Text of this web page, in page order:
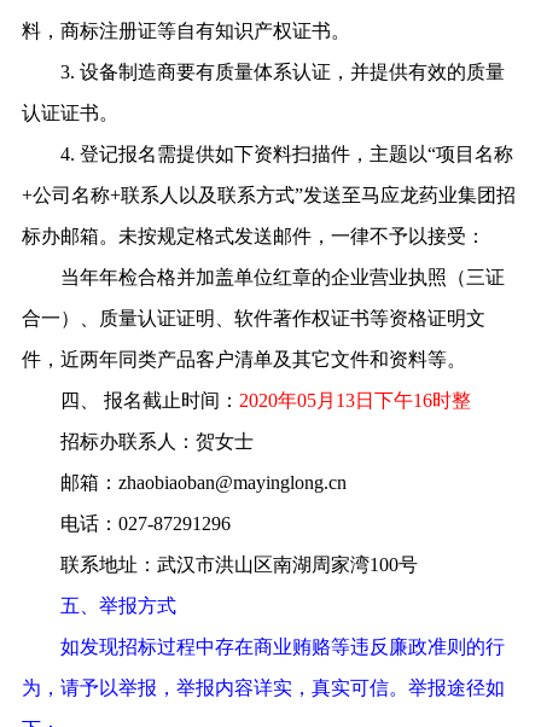
料，商标注册证等自有知识产权证书。
3. 设备制造商要有质量体系认证，并提供有效的质量
认证证书。
4. 登记报名需提供如下资料扫描件，主题以“项目名称
+公司名称+联系人以及联系方式”发送至马应龙药业集团招
标办邮箱。未按规定格式发送邮件，一律不予以接受：
当年年检合格并加盖单位红章的企业营业执照（三证
合一）、质量认证证明、 软件著作权证书等资格证明文
件，近两年同类产品客户清单及其它文件和资料等。
四、 报名截止时间： 2020年05月 13日下午16时整
招标办联系人：贺女士
邮箱： zhaobiaoban@mayinglong.cn
电话： 027-87291296
联系地址：武汉市洪山区南湖周家湾100号
五、 举报方式
如发现招标过程中存在商业贿赂等违反廉政准则的行
为，请予以举报，举报内容详实，真实可信。举报途径如